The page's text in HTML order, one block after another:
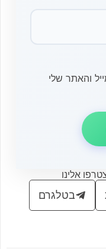
והאתר שלי
אלינו
בטלגרם